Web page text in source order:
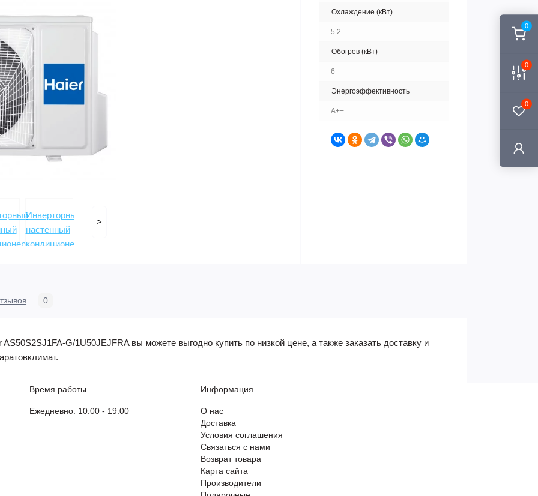
0
0
0
>
Охлаждение (кВт)
5.2
Обогрев (кВт)
6
Энергоэффективность
A++
0
G/1U50JEJFRA вы можете выгодно купить по низкой цене, а также заказать доставку и
Время работы
Ежедневно: 10:00 - 19:00
Информация
О нас
Доставка
Условия соглашения
Связаться с нами
Возврат товара
Карта сайта
Производители